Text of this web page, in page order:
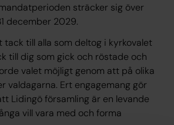
sträcker sig över
december 2029.
till alla som deltog i kyrkovalet
till dig som gick och röstade och
valet möjligt genom att på olika
valdagarna. Ert engagemang gör
Lidingö församling är en levande
vill vara med och forma